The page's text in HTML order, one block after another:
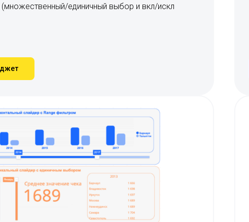
(множественный/единичный выбор и вкл/искл